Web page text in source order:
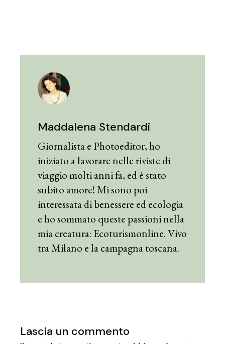
Maddalena Stendardi
Giornalista e Photoeditor, ho
iniziato a lavorare nelle riviste di
viaggio molti anni fa, ed è stato
subito amore! Mi sono poi
interessata di benessere ed ecologia
e ho sommato queste passioni nella
mia creatura: Ecoturismonline. Vivo
tra Milano e la campagna toscana.
Lascia un commento